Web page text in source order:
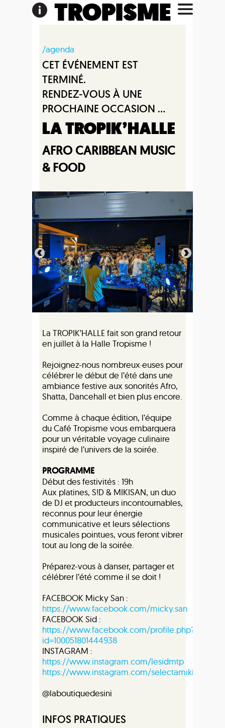
TROPISME
/agenda
CET ÉVÉNEMENT EST
TERMINÉ.
RENDEZ-VOUS À UNE
PROCHAINE OCCASION ...
LA TROPIK’HALLE
AFRO CARIBBEAN MUSIC
& FOOD
La TROPIK’HALLE fait son grand retour
en juillet à la Halle Tropisme !
Rejoignez-nous nombreux·euses pour
célébrer le début de l’été dans une
ambiance festive aux sonorités Afro,
Shatta, Dancehall et bien plus encore.
Comme à chaque édition, l’équipe
du Café Tropisme vous embarquera
pour un véritable voyage culinaire
inspiré de l’univers de la soirée.
PROGRAMME
Début des festivités : 19h
Aux platines, S!D & MIKISAN, un duo
de DJ et producteurs incontournables,
reconnus pour leur énergie
communicative et leurs sélections
musicales pointues, vous feront vibrer
tout au long de la soirée.
Préparez-vous à danser, partager et
célébrer l’été comme il se doit !
FACEBOOK Micky San :
https://www.facebook.com/micky.san
FACEBOOK Sid :
https://www.facebook.com/profile.php?
id=100051801444938
INSTAGRAM :
https://www.instagram.com/lesidmtp
https://www.instagram.com/selectamikisan
@laboutiquedesini
INFOS PRATIQUES